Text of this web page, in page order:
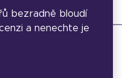
bezradně bloudí
a nenechte je